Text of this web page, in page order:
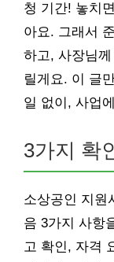
청 기간! 놓치
아요. 그래서
하고, 사장님
릴게요. 이 글
일 없이, 사업
3가지 확
소상공인 지원
음 3가지 사항
고 확인, 자격